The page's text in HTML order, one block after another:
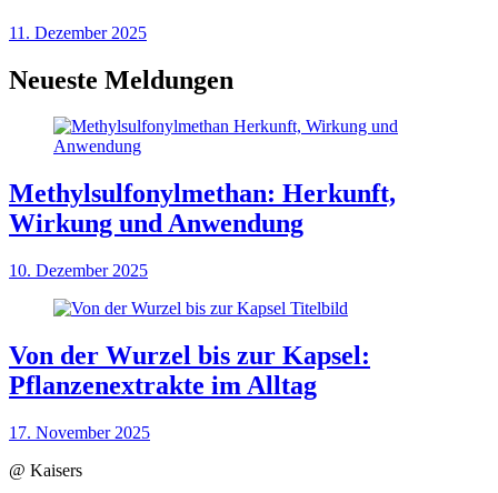
11. Dezember 2025
Neueste Meldungen
Methylsulfonylmethan: Herkunft,
Wirkung und Anwendung
10. Dezember 2025
Von der Wurzel bis zur Kapsel:
Pflanzenextrakte im Alltag
17. November 2025
@ Kaisers